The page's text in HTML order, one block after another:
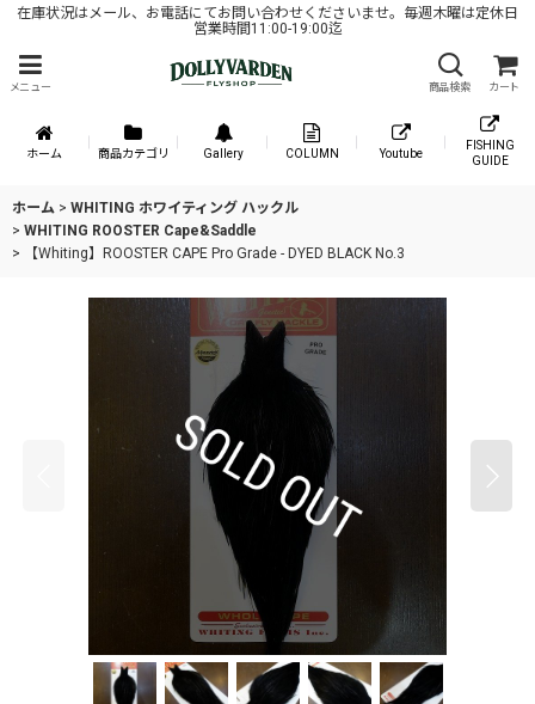
在庫状況はメール、お電話にてお問い合わせくださいませ。毎週木曜は定休日
営業時間11:00-19:00迄
メニュー 商品検索 カート
ホーム 商品カテゴリ Gallery COLUMN Youtube
FISHING
GUIDE
ホーム > WHITING ホワイティング ハックル
> WHITING ROOSTER Cape&Saddle
>
【Whiting】ROOSTER CAPE Pro Grade - DYED BLACK No.3